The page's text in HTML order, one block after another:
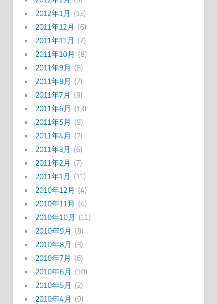
2012年1月 (13)
2011年12月 (6)
2011年11月 (7)
2011年10月 (8)
2011年9月 (8)
2011年8月 (7)
2011年7月 (8)
2011年6月 (13)
2011年5月 (9)
2011年4月 (7)
2011年3月 (6)
2011年2月 (7)
2011年1月 (11)
2010年12月 (4)
2010年11月 (4)
2010年10月 (11)
2010年9月 (8)
2010年8月 (3)
2010年7月 (6)
2010年6月 (10)
2010年5月 (2)
2010年4月 (9)